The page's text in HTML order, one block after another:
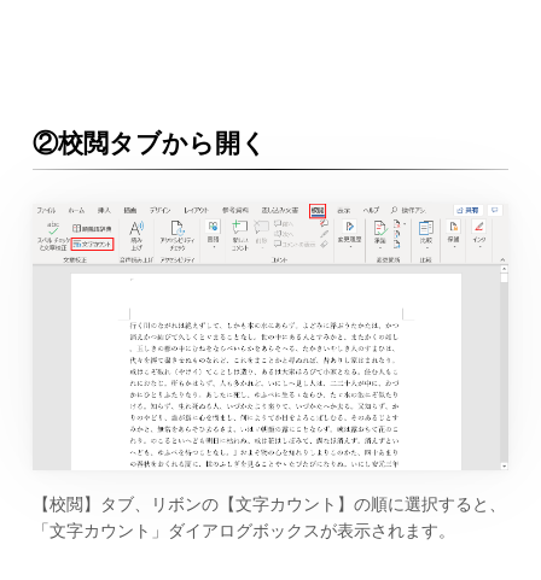
②校閲タブから開く
【校閲】タブ、リボンの【文字カウント】の順に選択すると、
「文字カウント」ダイアログボックスが表示されます。